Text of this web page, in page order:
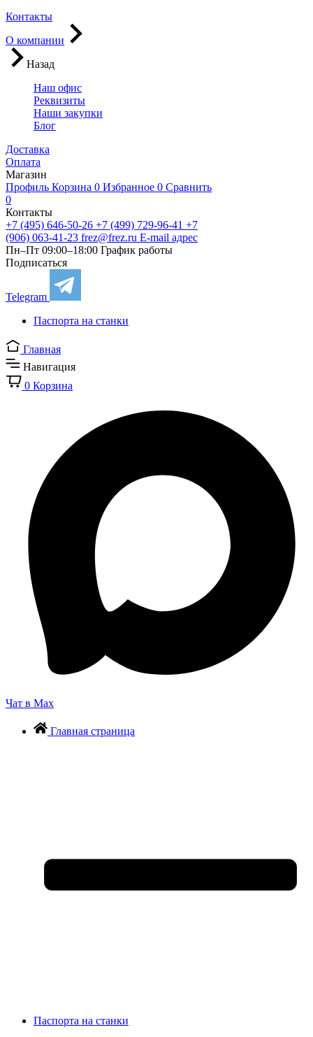
Контакты
О компании
Назад
Наш офис
Реквизиты
Наши закупки
Блог
Доставка
Оплата
Магазин
Профиль Корзина 0 Избранное 0 Сравнить
0
Контакты
+7 (495) 646-50-26 +7 (499) 729-96-41 +7
(906) 063-41-23 frez@frez.ru E-mail адрес
Пн–Пт 09:00–18:00 График работы
Подписаться
Telegram
Паспорта на станки
Главная
Навигация
0 Корзина
Чат в Max
Главная страница
Паспорта на станки